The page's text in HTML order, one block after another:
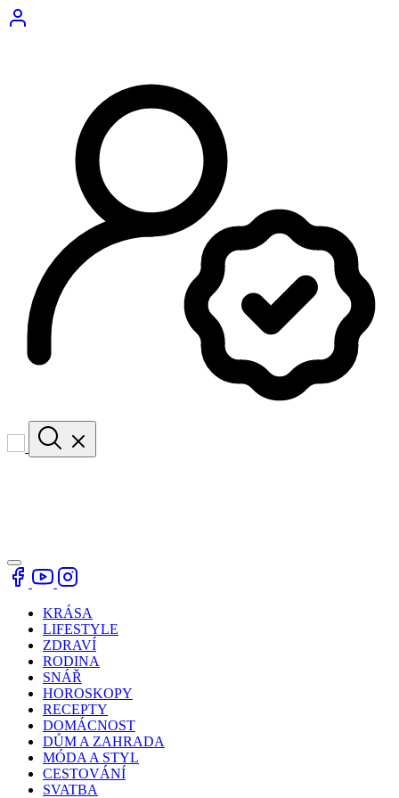
KRÁSA
LIFESTYLE
ZDRAVÍ
RODINA
SNÁŘ
HOROSKOPY
RECEPTY
DOMÁCNOST
DŮM A ZAHRADA
MÓDA A STYL
CESTOVÁNÍ
SVATBA